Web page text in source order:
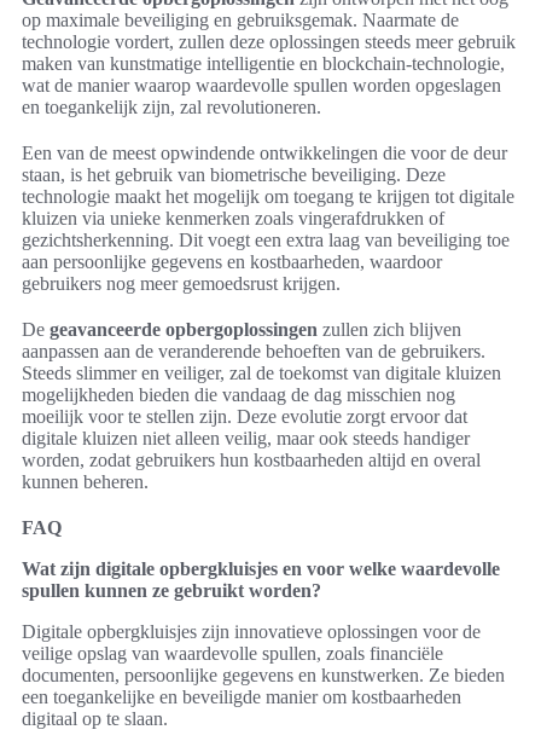
op maximale beveiliging en gebruiksgemak. Naarmate de
technologie vordert, zullen deze oplossingen steeds meer gebruik
maken van kunstmatige intelligentie en blockchain-technologie,
wat de manier waarop waardevolle spullen worden opgeslagen
en toegankelijk zijn, zal revolutioneren.
Een van de meest opwindende ontwikkelingen die voor de deur
staan, is het gebruik van biometrische beveiliging. Deze
technologie maakt het mogelijk om toegang te krijgen tot digitale
kluizen via unieke kenmerken zoals vingerafdrukken of
gezichtsherkenning. Dit voegt een extra laag van beveiliging toe
aan persoonlijke gegevens en kostbaarheden, waardoor
gebruikers nog meer gemoedsrust krijgen.
De geavanceerde opbergoplossingen zullen zich blijven
aanpassen aan de veranderende behoeften van de gebruikers.
Steeds slimmer en veiliger, zal de toekomst van digitale kluizen
mogelijkheden bieden die vandaag de dag misschien nog
moeilijk voor te stellen zijn. Deze evolutie zorgt ervoor dat
digitale kluizen niet alleen veilig, maar ook steeds handiger
worden, zodat gebruikers hun kostbaarheden altijd en overal
kunnen beheren.
FAQ
Wat zijn digitale opbergkluisjes en voor welke waardevolle
spullen kunnen ze gebruikt worden?
Digitale opbergkluisjes zijn innovatieve oplossingen voor de
veilige opslag van waardevolle spullen, zoals financiële
documenten, persoonlijke gegevens en kunstwerken. Ze bieden
een toegankelijke en beveiligde manier om kostbaarheden
digitaal op te slaan.